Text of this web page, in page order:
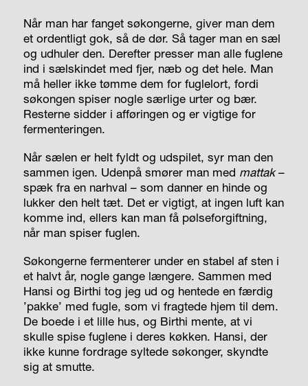
Når man har fanget søkongerne, giver man dem
et ordentligt gok, så de dør. Så tager man en sæl
og udhuler den. Derefter presser man alle fuglene
ind i sælskindet med fjer, næb og det hele. Man
må heller ikke tømme dem for fuglelort, fordi
søkongen spiser nogle særlige urter og bær.
Resterne sidder i afføringen og er vigtige for
fermenteringen.
Når sælen er helt fyldt og udspilet, syr man den
sammen igen. Udenpå smører man med mattak–
spæk fra en narhval – som danner en hinde og
lukker den helt tæt. Det er vigtigt, at ingen luft kan
komme ind, ellers kan man få pølseforgiftning,
når man spiser fuglen.
Søkongerne fermenterer under en stabel af sten i
et halvt år, nogle gange længere. Sammen med
Hansi og Birthi tog jeg ud og hentede en færdig
’pakke’ med fugle, som vi fragtede hjem til dem.
De boede i et lille hus, og Birthi mente, at vi
skulle spise fuglene i deres køkken. Hansi, der
ikke kunne fordrage syltede søkonger, skyndte
sig at smutte.